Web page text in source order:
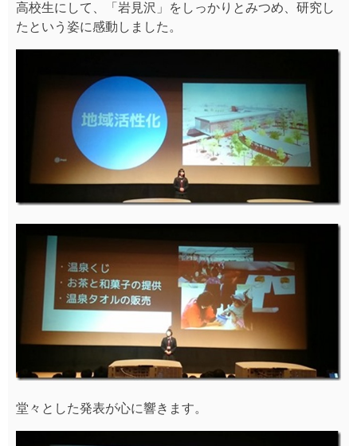
高校生にして、「岩見沢」をしっかりとみつめ、研究し
たという姿に感動しました。
堂々とした発表が心に響きます。